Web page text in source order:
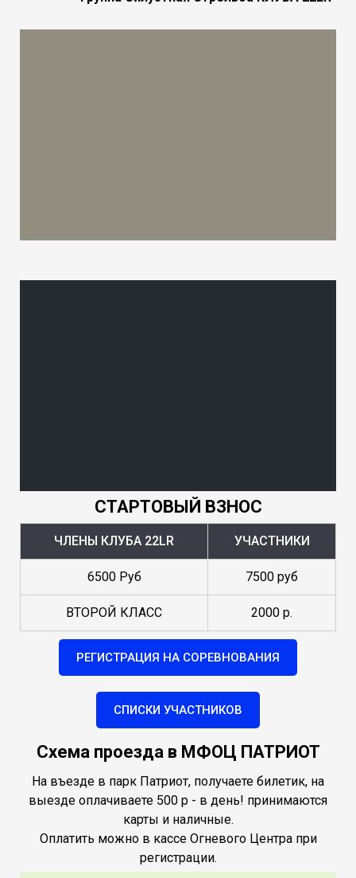
СТАРТОВЫЙ ВЗНОС
ЧЛЕНЫ КЛУБА 22LR УЧАСТНИКИ
6500 Руб 7500 руб
ВТОРОЙ КЛАСС 2000 р.
РЕГИСТРАЦИЯ НА СОРЕВНОВАНИЯ
СПИСКИ УЧАСТНИКОВ
Схема проезда в МФОЦ ПАТРИОТ
На въезде в парк Патриот, получаете билетик, на
выезде оплачиваете 500 р - в день! принимаются
карты и наличные.
Оплатить можно в кассе Огневого Центра при
регистрации.